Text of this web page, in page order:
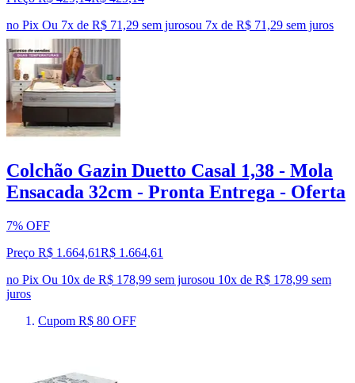
no Pix Ou 7x de R$ 71,29 sem jurosou 7x de R$ 71,29 sem juros
Colchão Gazin Duetto Casal 1,38 - Mola
Ensacada 32cm - Pronta Entrega - Oferta
7% OFF
Preço R$ 1.664,61R$ 1.664,61
no Pix Ou 10x de R$ 178,99 sem jurosou 10x de R$ 178,99 sem
juros
Cupom R$ 80 OFF